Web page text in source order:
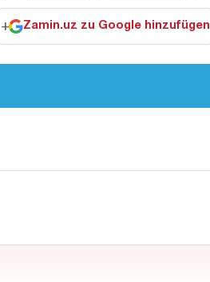
+ Zamin.uz zu Google hinzufügen